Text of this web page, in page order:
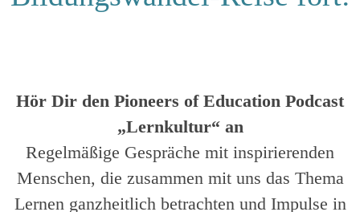
Hör Dir den Pioneers of Education Podcast
„Lernkultur“ an
Regelmäßige Gespräche mit inspirierenden
Menschen, die zusammen mit uns das Thema
Lernen ganzheitlich betrachten und Impulse in